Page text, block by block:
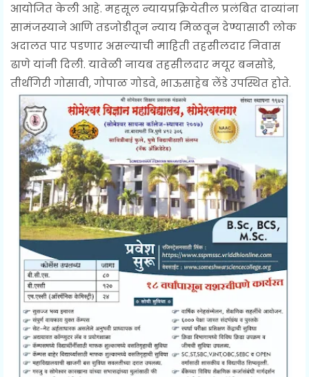
आयोजित केली आहे. महसूल न्यायप्रक्रियेतील प्रलंबित दाव्यांना
सामंजस्याने आणि तडजोडीतून न्याय मिळवून देण्यासाठी लोक
अदालत पार पडणार असल्याची माहिती तहसीलदार निवास
ढाणे यांनी दिली. यावेळी नायब तहसीलदार मयूर बनसोडे,
तीर्थगिरी गोसावी, गोपाळ गोडवे, भाऊसाहेब लेंडे उपस्थित होते.